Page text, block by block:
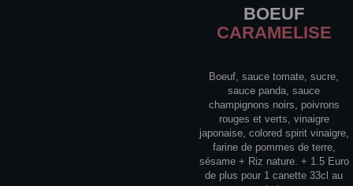
BOEUF
CARAMELISE
Boeuf, sauce tomate, sucre,
sauce panda, sauce
champignons noirs, poivrons
rouges et verts, vinaigre
japonaise, colored spirit vinaigre,
farine de pommes de terre,
sésame + Riz nature. + 1.5 Euro
de plus pour 1 canette 33cl au